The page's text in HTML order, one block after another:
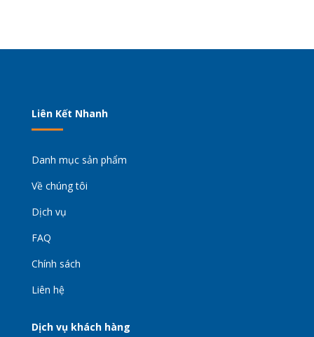
Liên Kết Nhanh
Danh mục sản phẩm
Về chúng tôi
Dịch vụ
FAQ
Chính sách
Liên hệ
Dịch vụ khách hàng